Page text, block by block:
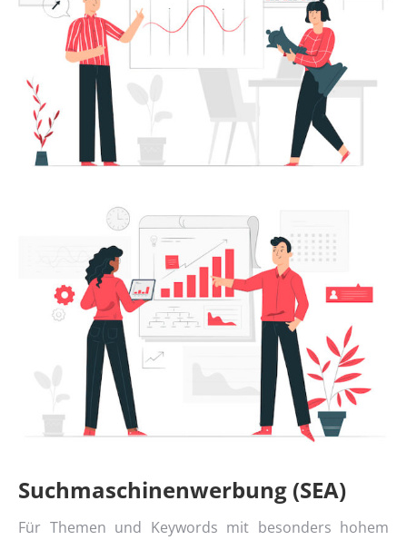
Suchmaschinenwerbung (SEA)
Für Themen und Keywords mit besonders hohem